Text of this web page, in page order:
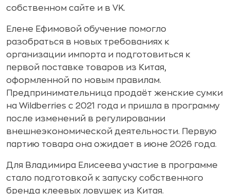
собственном сайте и в VK.
Елене Ефимовой обучение помогло
разобраться в новых требованиях к
организации импорта и подготовиться к
первой поставке товаров из Китая,
оформленной по новым правилам.
Предпринимательница продаёт женские сумки
на Wildberries с 2021 года и пришла в программу
после изменений в регулировании
внешнеэкономической деятельности. Первую
партию товара она ожидает в июне 2026 года.
Для Владимира Елисеева участие в программе
стало подготовкой к запуску собственного
бренда клеевых ловушек из Китая.